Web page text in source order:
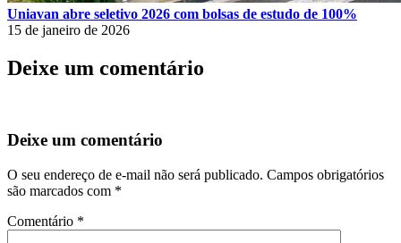
Uniavan abre seletivo 2026 com bolsas de estudo de 100%
15 de janeiro de 2026
Deixe um comentário
Deixe um comentário
O seu endereço de e-mail não será publicado. Campos obrigatórios
são marcados com *
Comentário *